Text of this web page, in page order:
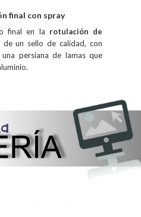
final con spray
final en la rotulación de
de un sello de calidad, con
persiana de lamas que